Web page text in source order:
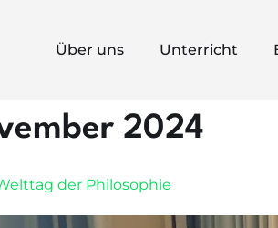
Über uns Unterricht
2024
der Philosophie